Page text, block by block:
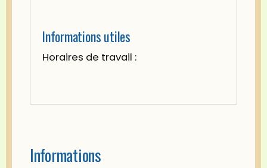
Informations utiles
Horaires de travail :
Informations